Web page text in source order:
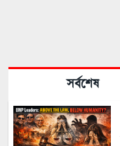
সর্বশেষ